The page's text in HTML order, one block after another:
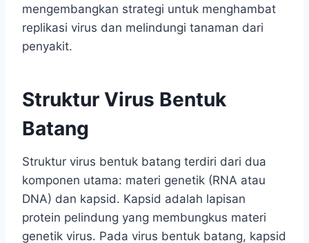
mengembangkan strategi untuk menghambat
replikasi virus dan melindungi tanaman dari
penyakit.
Struktur Virus Bentuk
Batang
Struktur virus bentuk batang terdiri dari dua
komponen utama: materi genetik (RNA atau
DNA) dan kapsid. Kapsid adalah lapisan
protein pelindung yang membungkus materi
genetik virus. Pada virus bentuk batang, kapsid